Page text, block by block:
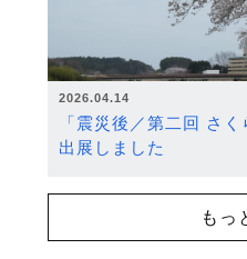
2026.04.14
「震災後／第二回 さ
出展しました
もっ